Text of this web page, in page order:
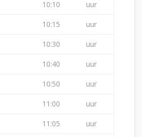
10:10 uur
10:15 uur
10:30 uur
10:40 uur
10:50 uur
11:00 uur
11:05 uur